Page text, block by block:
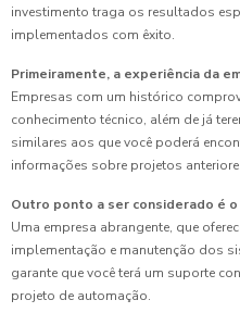
investimento traga os resultados
implementados com êxito.
Primeiramente, a experiência da
Empresas com um histórico
conhecimento técnico, além de já
similares aos que você poderá
informações sobre projetos
Outro ponto a ser considerado é
Uma empresa abrangente, que
implementação e manutenção dos
garante que você terá um suporte
projeto de automação.